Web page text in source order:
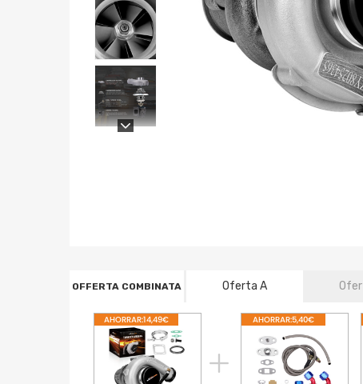
OFFERTA COMBINATA Oferta A
AHORRAR:14,49€ AHORRAR:5,40€